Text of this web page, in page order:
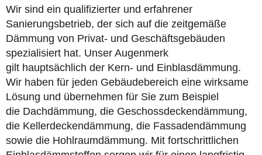
Wir sind ein qualifizierter und erfahrener
Sanierungsbetrieb, der sich auf die zeitgemäße
Dämmung von Privat- und Geschäftsgebäuden
spezialisiert hat. Unser Augenmerk
gilt hauptsächlich der Kern- und Einblasdämmung.
Wir haben für jeden Gebäudebereich eine wirksame
Lösung und übernehmen für Sie zum Beispiel
die Dachdämmung, die Geschossdeckendämmung,
die Kellerdeckendämmung, die Fassadendämmung
sowie die Hohlraumdämmung. Mit fortschrittlichen